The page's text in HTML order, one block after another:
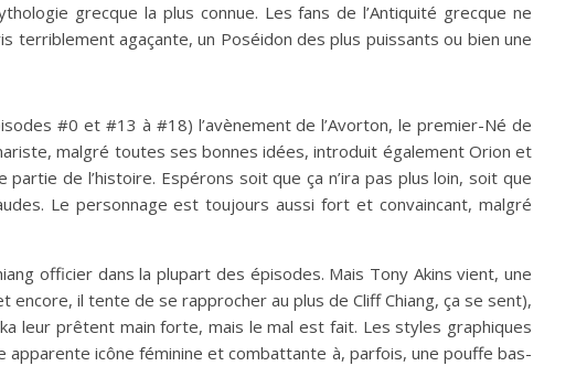
grecque la plus connue. Les fans de l’Antiquité grecque ne
terriblement agaçante, un Poséidon des plus puissants ou bien une
#0 et #13 à #18) l’avènement de l’Avorton, le premier-Né de
malgré toutes ses bonnes idées, introduit également Orion et
de l’histoire. Espérons soit que ça n’ira pas plus loin, soit que
Le personnage est toujours aussi fort et convaincant, malgré
officier dans la plupart des épisodes. Mais Tony Akins vient, une
il tente de se rapprocher au plus de Cliff Chiang, ça se sent),
leur prêtent main forte, mais le mal est fait. Les styles graphiques
icône féminine et combattante à, parfois, une pouffe bas-